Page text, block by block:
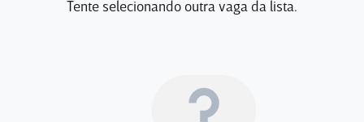
Tente selecionando outra vaga da lista.